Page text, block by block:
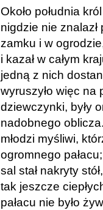
Około południa
nigdzie nie znalazł
zamku i w
i kazał w całym
jedną z nich
wyruszyło więc
dziewczynki, były
nadobnego
młodzi myśliwi,
ogromnego
sal stał nakryty
tak jeszcze
pałacu nie było